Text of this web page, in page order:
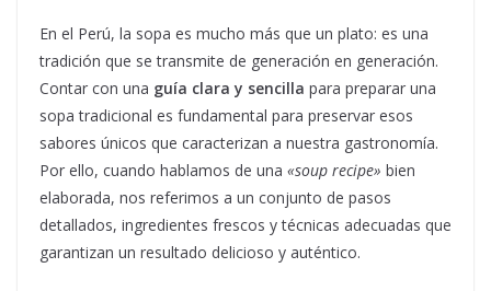
En el Perú, la sopa es mucho más que un plato: es una
tradición que se transmite de generación en generación.
Contar con una guía clara y sencilla para preparar una
sopa tradicional es fundamental para preservar esos
sabores únicos que caracterizan a nuestra gastronomía.
Por ello, cuando hablamos de una «soup recipe» bien
elaborada, nos referimos a un conjunto de pasos
detallados, ingredientes frescos y técnicas adecuadas que
garantizan un resultado delicioso y auténtico.